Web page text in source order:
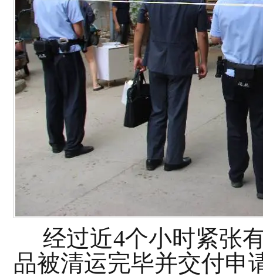
经过近4个小时紧张
品被清运完毕并交付申